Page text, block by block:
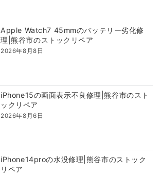
Apple Watch7 45mmのバッテリー劣化修
理|熊谷市のストックリペア
2026年8月8日
iPhone15の画面表示不良修理|熊谷市のスト
ックリペア
2026年8月6日
iPhone14proの水没修理|熊谷市のストック
リペア